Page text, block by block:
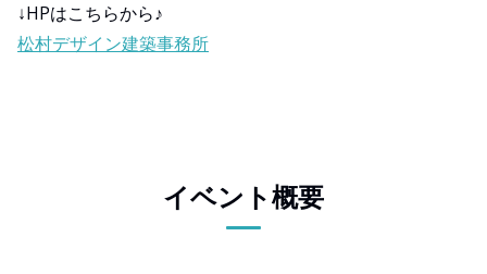
↓HPはこちらから♪
松村デザイン建築事務所
イベント概要